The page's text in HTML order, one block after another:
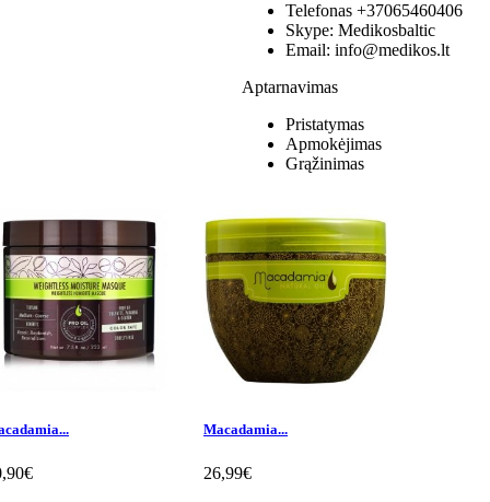
Telefonas +37065460406
Skype: Medikosbaltic
Email: info@medikos.lt
Aptarnavimas
Pristatymas
Apmokėjimas
Grąžinimas
Macadamia...
26,99€